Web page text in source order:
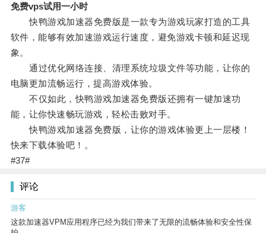
免费vps试用一小时
快鸭游戏加速器免费版是一款专为游戏玩家打造的工具
软件，能够有效加速游戏运行速度，避免游戏卡顿和延迟现
象。
通过优化网络连接、清理系统垃圾文件等功能，让你的
电脑更加流畅运行，提高游戏体验。
不仅如此，快鸭游戏加速器免费版还拥有一键加速功
能，让你快速畅玩游戏，轻松击败对手。
快鸭游戏加速器免费版，让你的游戏体验更上一层楼！
快来下载体验吧！。
#37#
评论
游客
这款加速器VPM应用程序已经为我们带来了无限的流畅体验和安全性保